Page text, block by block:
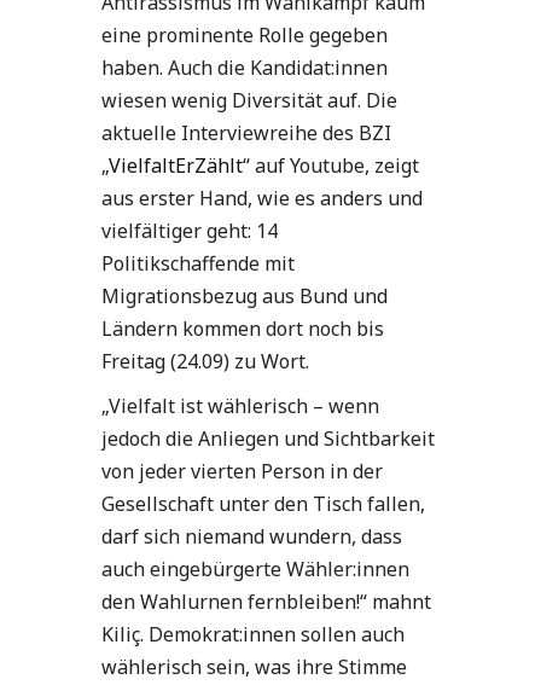
eine prominente Rolle gegeben
haben. Auch die Kandidat:innen
wiesen wenig Diversität auf. Die
aktuelle Interviewreihe des BZI
„VielfaltErZählt“ auf Youtube, zeigt
aus erster Hand, wie es anders und
vielfältiger geht: 14
Politikschaffende mit
Migrationsbezug aus Bund und
Ländern kommen dort noch bis
Freitag (24.09) zu Wort.
„Vielfalt ist wählerisch – wenn
jedoch die Anliegen und Sichtbarkeit
von jeder vierten Person in der
Gesellschaft unter den Tisch fallen,
darf sich niemand wundern, dass
auch eingebürgerte Wähler:innen
den Wahlurnen fernbleiben!“ mahnt
Kiliç. Demokrat:innen sollen auch
wählerisch sein, was ihre Stimme